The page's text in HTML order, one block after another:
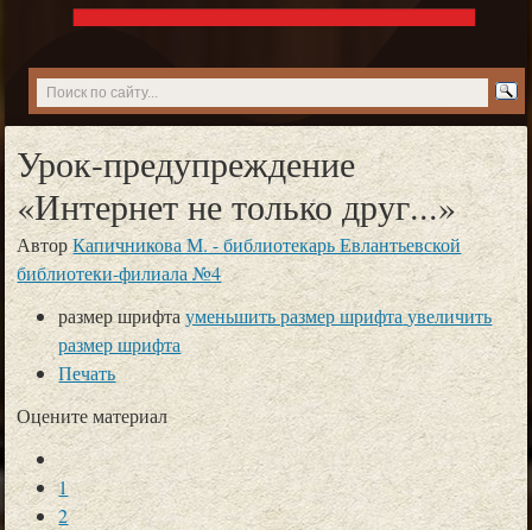
Урок-предупреждение
«Интернет не только друг...»
АвторКапичникова М. - библиотекарь Евлантьевской
библиотеки-филиала №4
размер шрифта уменьшить размер шрифтаувеличить
размер шрифта
Печать
Оцените материал
1
2